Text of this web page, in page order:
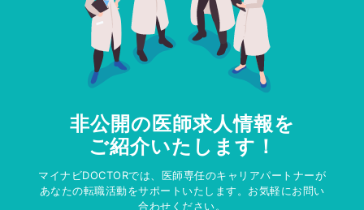
非公開の医師求人情報を
ご紹介いたします！
マイナビDOCTORでは、医師専任のキャリアパートナーが
あなたの転職活動をサポートいたします。お気軽にお問い
合わせください。